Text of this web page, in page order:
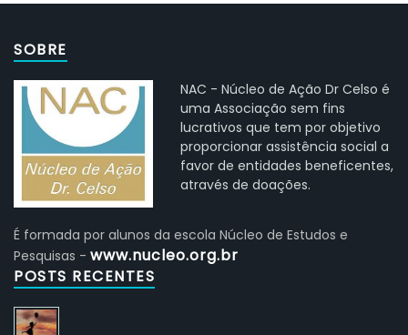
SOBRE
NAC - Núcleo de Ação Dr Celso é
uma Associação sem fins
lucrativos que tem por objetivo
proporcionar assistência social a
favor de entidades beneficentes,
através de doações.
É formada por alunos da escola Núcleo de Estudos e
Pesquisas - www.nucleo.org.br
POSTS RECENTES